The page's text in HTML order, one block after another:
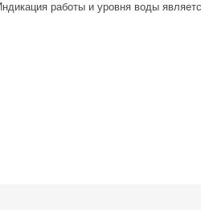
работы и уровня воды